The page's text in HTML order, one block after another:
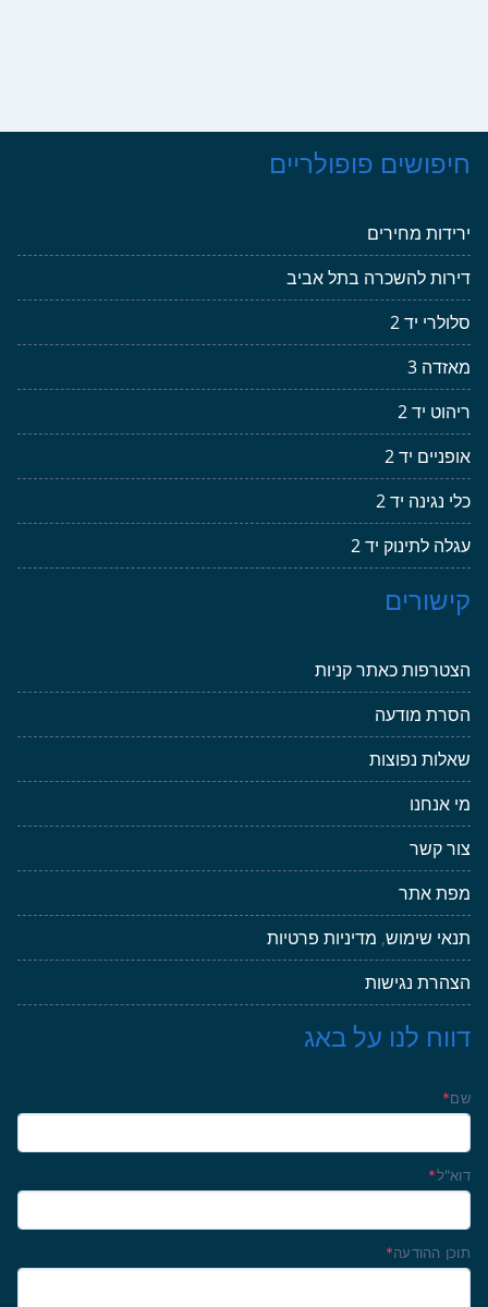
חיפושים פופולריים
ירידות מחירים
דירות להשכרה בתל אביב
סלולרי יד 2
מאזדה 3
ריהוט יד 2
אופניים יד 2
כלי נגינה יד 2
עגלה לתינוק יד 2
קישורים
הצטרפות כאתר קניות
הסרת מודעה
שאלות נפוצות
מי אנחנו
צור קשר
מפת אתר
תנאי שימוש, מדיניות פרטיות
הצהרת נגישות
דווח לנו על באג
שם*
דוא"ל*
תוכן ההודעה*